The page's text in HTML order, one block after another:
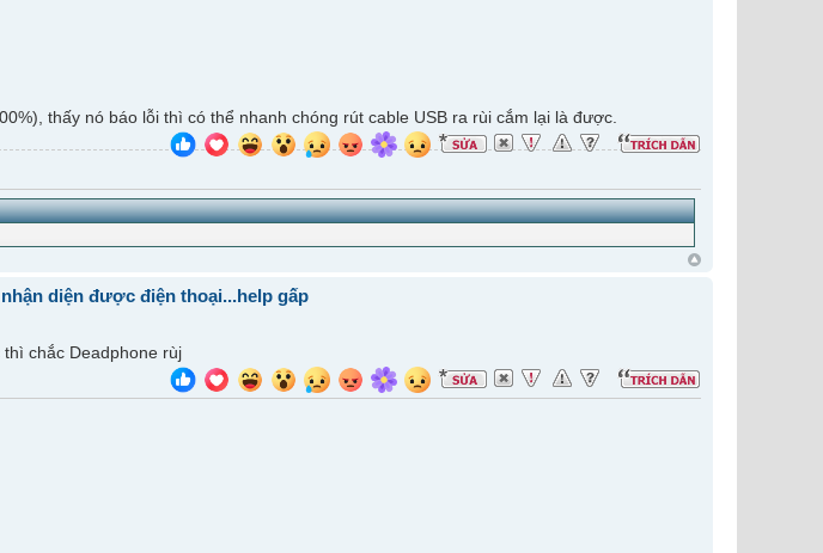
thấy nó báo lỗi thì có thể nhanh chóng rút cable USB ra rùi cắm lại là được.
diện được điện thoại...help gấp
chắc Deadphone rùj